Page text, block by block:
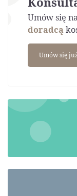
Umów się
doradcą
Umów się